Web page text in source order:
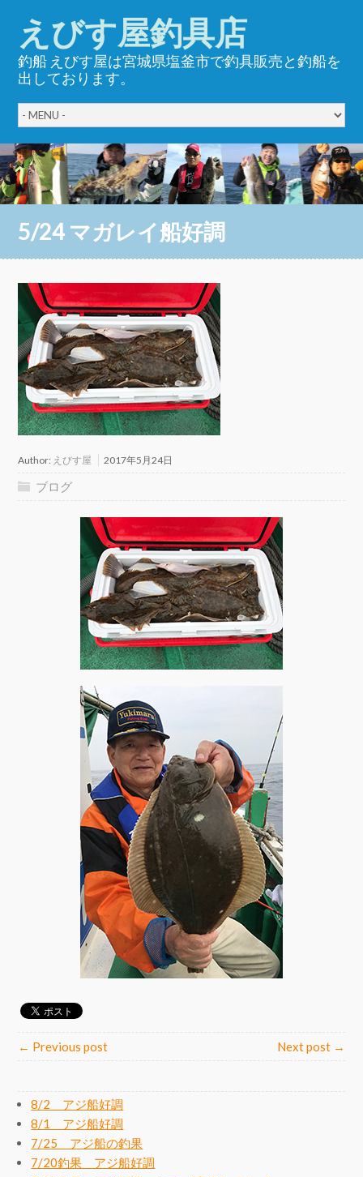
えびす屋釣具店
釣船 えびす屋は宮城県塩釜市で釣具販売と釣船を
出しております。
5/24 マガレイ船好調
Author: えびす屋 2017年5月24日
ブログ
← Previous post Next post →
8/2 アジ船好調
8/1 アジ船好調
7/25 アジ船の釣果
7/20釣果 アジ船好調